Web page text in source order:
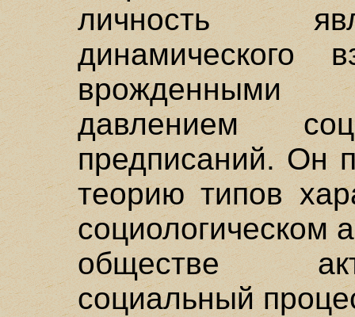
личность
динамического
врожденными
давлением
предписаний. Он
теорию типов
социологическом
обществе
социальный